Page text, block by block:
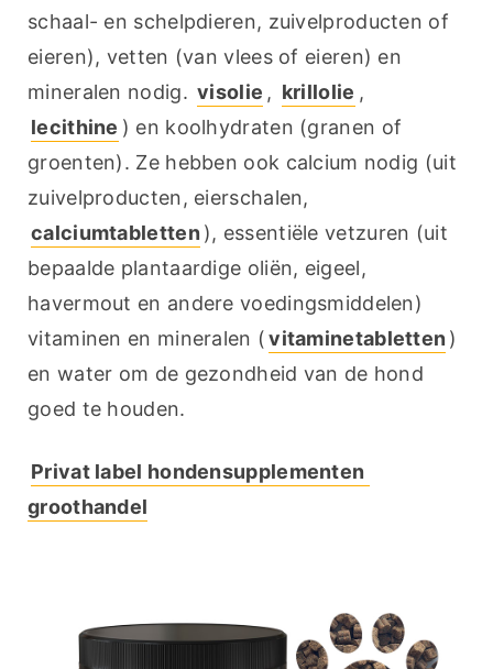
schaal- en schelpdieren, zuivelproducten of
eieren), vetten (van vlees of eieren) en
mineralen nodig. visolie , krillolie
lecithine ) en koolhydraten (granen of
groenten). Ze hebben ook calcium nodig (uit
calciumtabletten ), essentiële vetzuren (uit
bepaalde plantaardige oliën, eigeel,
havermout en andere voedingsmiddelen)
vitaminen en mineralen ( vitaminetabletten )
en water om de gezondheid van de hond
goed te houden.
Privat label hondensupplementen
groothandel